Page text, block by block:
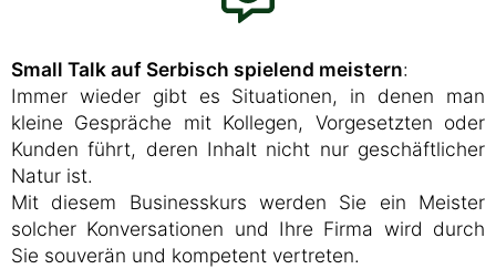
Small Talk auf Serbisch spielend meistern:
Immer wieder gibt es Situationen, in denen man
kleine Gespräche mit Kollegen, Vorgesetzten oder
Kunden führt, deren Inhalt nicht nur geschäftlicher
Natur ist.
Mit diesem Businesskurs werden Sie ein Meister
solcher Konversationen und Ihre Firma wird durch
Sie souverän und kompetent vertreten.